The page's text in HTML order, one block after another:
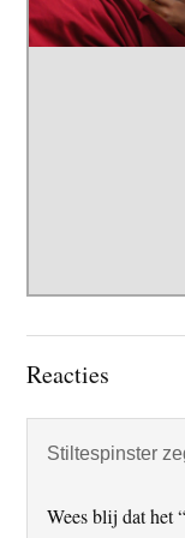
Lees
Reacties
Stiltespinster
Wees blij dat het